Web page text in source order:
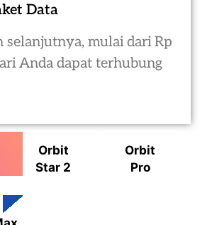
Data
mulai dari Rp
Anda dapat terhubung
Orbit
Star 2
Orbit
Pro